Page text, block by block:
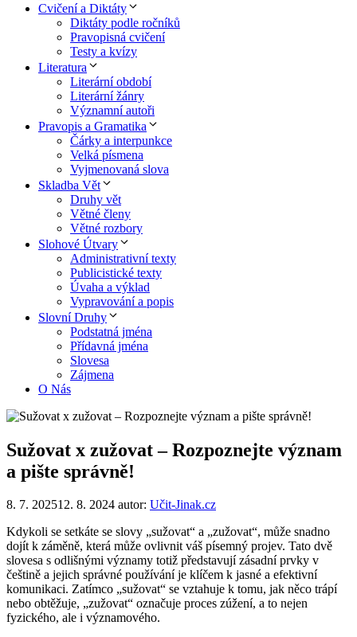
Cvičení a Diktáty
Diktáty podle ročníků
Pravopisná cvičení
Testy a kvízy
Literatura
Literární období
Literární žánry
Významní autoři
Pravopis a Gramatika
Čárky a interpunkce
Velká písmena
Vyjmenovaná slova
Skladba Vět
Druhy vět
Větné členy
Větné rozbory
Slohové Útvary
Administrativní texty
Publicistické texty
Úvaha a výklad
Vypravování a popis
Slovní Druhy
Podstatná jména
Přídavná jména
Slovesa
Zájmena
O Nás
Sužovat x zužovat – Rozpoznejte význam
a pište správně!
8. 7. 202512. 8. 2024 autor: Učit-Jinak.cz
Kdykoli se setkáte se slovy „sužovat“ a „zužovat“, může snadno
dojít k záměně, která může ovlivnit váš písemný projev. Tato dvě
slovesa s odlišnými významy totiž představují zásadní prvky v
češtině a jejich správné používání je klíčem k jasné a efektivní
komunikaci. Zatímco „sužovat“ se vztahuje k tomu, jak něco trápí
nebo obtěžuje, „zužovat“ označuje proces zúžení, a to nejen
fyzického, ale i významového.